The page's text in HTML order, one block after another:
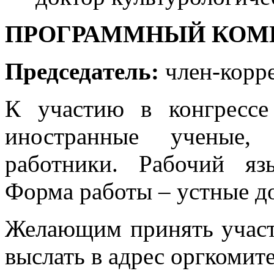
ПРОГРАММНЫЙ
Председатель: член-
К участию в
иностранные
работники. Рабочий
Форма работы – устные
Желающим принять
выслать в адрес